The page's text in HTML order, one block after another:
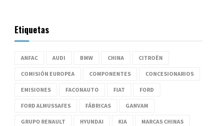
Etiquetas
ANFAC AUDI BMW CHINA CITROËN
COMISIÓN EUROPEA COMPONENTES CONCESIONARIOS
EMISIONES FACONAUTO FIAT FORD
FORD ALMUSSAFES FÁBRICAS GANVAM
GRUPO RENAULT HYUNDAI KIA MARCAS CHINAS